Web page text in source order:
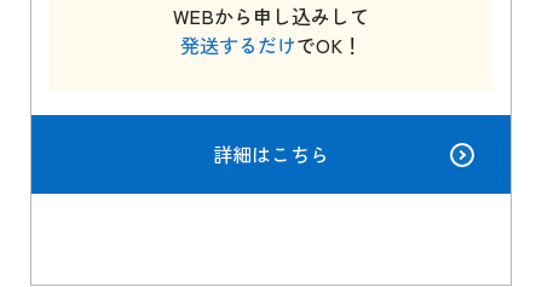
WEBから申し込みして
発送するだけでOK！
詳細はこちら